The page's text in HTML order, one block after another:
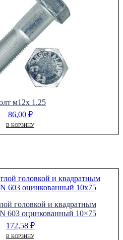
м12х 1.25
86,00 ₽
В КОРЗИНУ
головкой и квадратным
603 оцинкованный 10×75
172,58 ₽
В КОРЗИНУ